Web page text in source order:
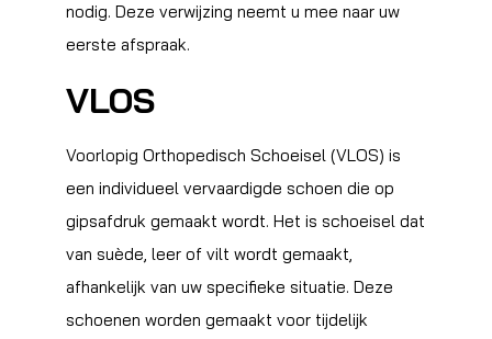
nodig. Deze verwijzing neemt u mee naar uw
eerste afspraak.
VLOS
Voorlopig Orthopedisch Schoeisel (VLOS) is
een individueel vervaardigde schoen die op
gipsafdruk gemaakt wordt. Het is schoeisel dat
van suède, leer of vilt wordt gemaakt,
afhankelijk van uw specifieke situatie. Deze
schoenen worden gemaakt voor tijdelijk